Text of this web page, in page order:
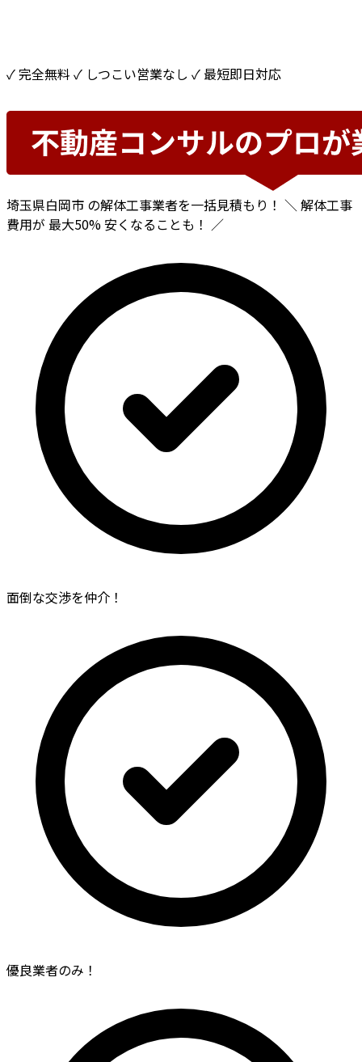
✓ 完全無料 ✓ しつこい営業なし ✓ 最短即日対応
埼玉県白岡市 の解体工事業者を一括見積もり！ ＼ 解体工事
費用が 最大50%安くなることも！ ／
面倒な交渉を仲介！
優良業者のみ！